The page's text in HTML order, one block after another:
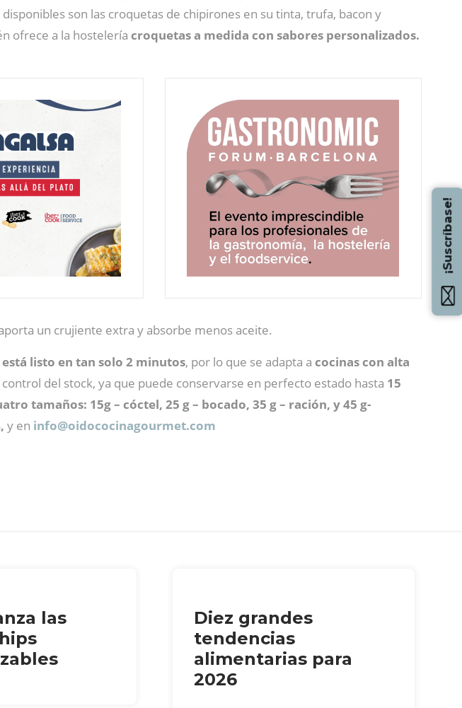
son las croquetas de chipirones en su tinta, trufa, bacon y
ofrece a la hostelería croquetas a medida con sabores personalizados.
un crujiente extra y absorbe menos aceite.
listo en tan solo 2 minutos, por lo que se adapta a cocinas con alta
del stock, ya que puede conservarse en perfecto estado hasta 15
tamaños: 15g – cóctel, 25 g – bocado, 35 g – ración, y 45 g-
y en info@oidococinagourmet.com
las
Diez grandes
tendencias
alimentarias para
2026
¡Suscríbase!